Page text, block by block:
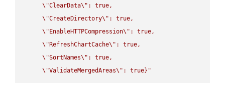
\"ClearData\" : true,
\"CreateDirectory\" : true,
\" EnableHTTPCompression\" : true,
\" RefreshChartCache\" : true,
\"SortNames\" : true,
\"ValidateMergedAreas\" : true}"